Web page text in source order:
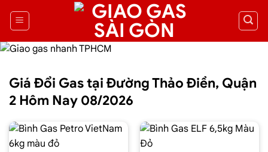
Giá Đổi Gas tại Đường Thảo Điền, Quận
2 Hôm Nay 08/2026